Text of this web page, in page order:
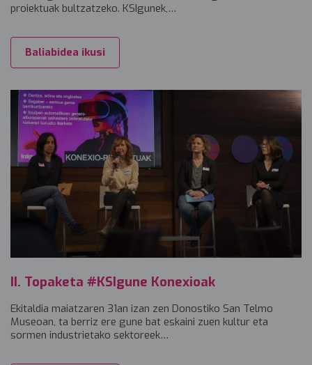
proiektuak bultzatzeko. KSIgunek,…
Baliabidea ikusi
II. Topaketa #KSIgune Konexioak
Ekitaldia maiatzaren 31an izan zen Donostiko San Telmo
Museoan, ta berriz ere gune bat eskaini zuen kultur eta
sormen industrietako sektoreek…